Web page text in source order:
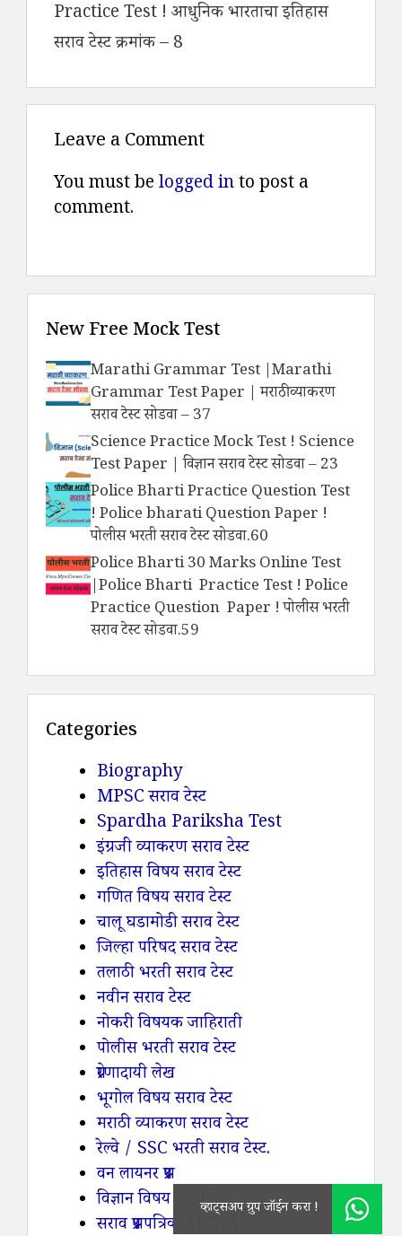
Practice Test ! आधुनिक भारताचा इतिहास
सराव टेस्ट क्रमांक – 8
Leave a Comment
You must be logged into post a
comment.
New Free Mock Test
Marathi Grammar Test |Marathi
Grammar Test Paper | मराठी व्याकरण
सराव टेस्ट सोडवा – 37
Science Practice Mock Test ! Science
Test Paper | विज्ञान सराव टेस्ट सोडवा – 23
Police Bharti Practice Question Test
! Police bharati Question Paper !
पोलीस भरती सराव टेस्ट सोडवा.60
Police Bharti 30 Marks Online Test
|Police Bharti Practice Test ! Police
Practice Question Paper ! पोलीस भरती
सराव टेस्ट सोडवा.59
Categories
Biography
MPSC सराव टेस्ट
Spardha Pariksha Test
इंग्रजी व्याकरण सराव टेस्ट
इतिहास विषय सराव टेस्ट
गणित विषय सराव टेस्ट
चालू घडामोडी सराव टेस्ट
जिल्हा परिषद सराव टेस्ट
तलाठी भरती सराव टेस्ट
नवीन सराव टेस्ट
नोकरी विषयक जाहिराती
पोलीस भरती सराव टेस्ट
प्रेरणादायी लेख
भूगोल विषय सराव टेस्ट
मराठी व्याकरण सराव टेस्ट
रेल्वे / SSC भरती सराव टेस्ट.
वन लायनर प्रश्न
विज्ञान विषय सराव टेस्ट
सराव प्रश्नपत्रिका (PDF)